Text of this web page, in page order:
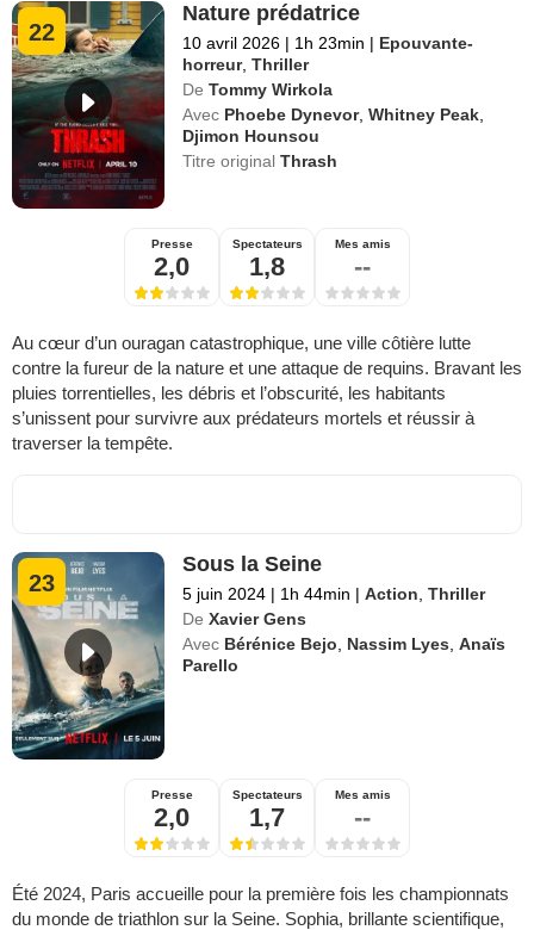
22
Nature prédatrice
10 avril 2026 | 1h 23min | Epouvante-
horreur,Thriller
De Tommy Wirkola
Avec Phoebe Dynevor,Whitney Peak
Djimon Hounsou
Titre originalThrash
Presse
2,0
Spectateurs
1,8
Mes amis
--
Au cœur d’un ouragan catastrophique, une ville côtière lutte
contre la fureur de la nature et une attaque de requins. Bravant les
pluies torrentielles, les débris et l’obscurité, les habitants
s’unissent pour survivre aux prédateurs mortels et réussir à
traverser la tempête.
23
Sous la Seine
5 juin 2024 | 1h 44min | Action ,Thriller
De Xavier Gens
Avec Bérénice Bejo Nassim Lyes ,Anaïs
Parello
Presse
2,0
Spectateurs
1,7
Mes amis
--
Été 2024, Paris accueille pour la première fois les championnats
du monde de triathlon sur la Seine. Sophia, brillante scientifique,